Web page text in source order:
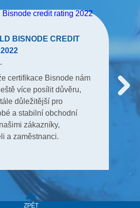
BISNODE CREDIT
certifikace Bisnode nám
více posílit důvěru,
důležitější pro
a stabilní obchodní
zákazníky,
a zaměstnanci.
ZPĚT